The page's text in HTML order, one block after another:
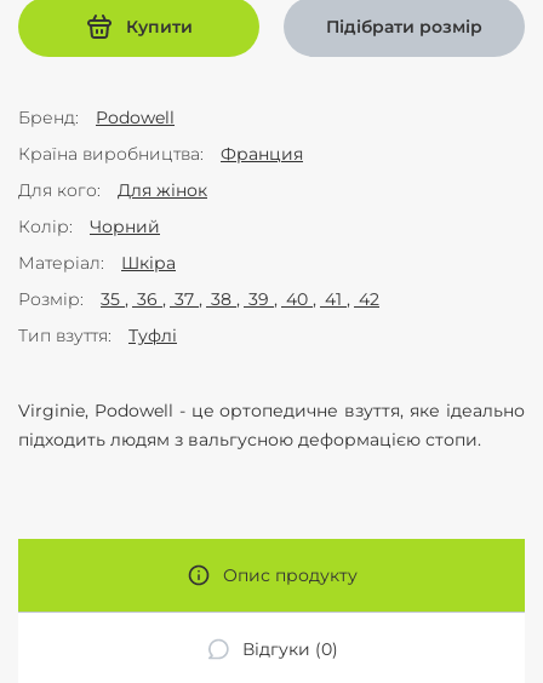
Купити Підібрати розмір
Бренд
Podowell
Країна виробництва
Франция
Для кого
Для жінок
Колір
Чорний
Матеріал
Шкіра
Розмір
35 36 37 38 39 40 41
42
Тип взуття
Туфлі
Virginie, Podowell - це ортопедичне взуття, яке ідеально
підходить людям з вальгусною деформацією стопи.
Опис продукту
Відгуки (0)